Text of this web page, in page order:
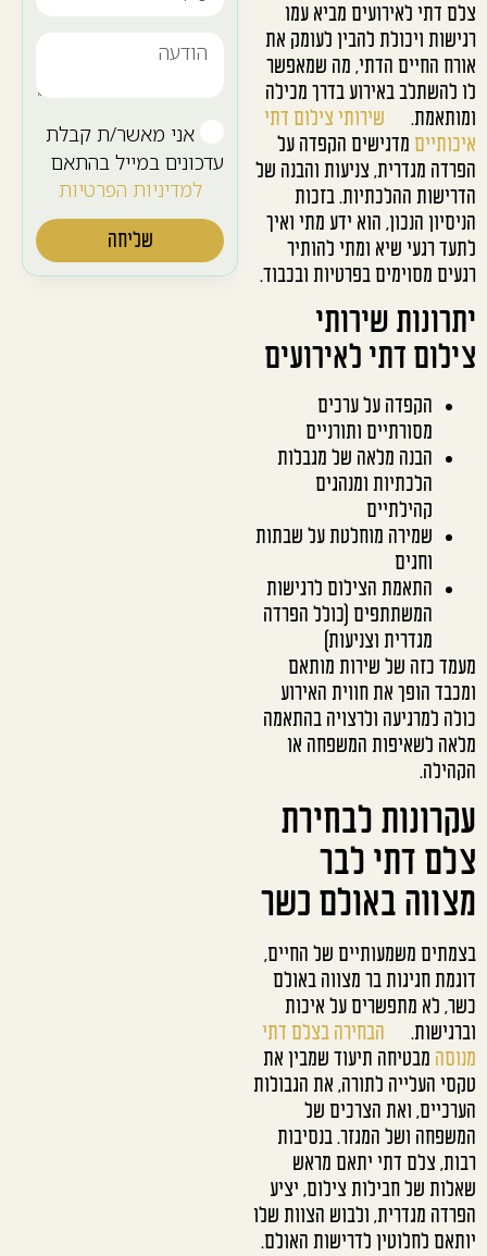
צלם דתי לאירועים מביא עמו
רגישות ויכולת להבין לעומק את
אורח החיים הדתי, מה שמאפשר
לו להשתלב באירוע בדרך מכילה
ומותאמת.
שירותי צילום דתי
איכותיים מדגישים הקפדה על
הפרדה מגדרית, צניעות והבנה של
הדרישות ההלכתיות. בזכות
הניסיון הנכון, הוא ידע מתי ואיך
לתעד רגעי שיא ומתי להותיר
רגעים מסוימים בפרטיות ובכבוד.
יתרונות שירותי
צילום דתי לאירועים
הקפדה על ערכים
מסורתיים ותורניים
הבנה מלאה של מגבלות
הלכתיות ומנהגים
קהילתיים
שמירה מוחלטת על שבתות
וחגים
התאמת הצילום לרגישות
המשתתפים (כולל הפרדה
מגדרית וצניעות)
מעמד כזה של שירות מותאם
ומכבד הופך את חווית האירוע
כולה למרגיעה ולרצויה בהתאמה
מלאה לשאיפות המשפחה או
הקהילה.
עקרונות לבחירת
צלם דתי לבר
מצווה באולם כשר
בצמתים משמעותיים של החיים,
דוגמת חגיגות בר מצווה באולם
כשר, לא מתפשרים על איכות
וברגישות.
הבחירה בצלם דתי
מנוסה מבטיחה תיעוד שמבין את
טקסי העלייה לתורה, את הגבולות
הערכיים, ואת הצרכים של
המשפחה ושל המגזר. בנסיבות
רבות, צלם דתי יתאם מראש
שאלות של חבילות צילום, יציע
הפרדה מגדרית, ולבוש הצוות שלו
יותאם לחלוטין לדרישות האולם.
אני מאשר/ת קבלת
עדכונים במייל בהתאם
למדיניות הפרטיות
שליחה